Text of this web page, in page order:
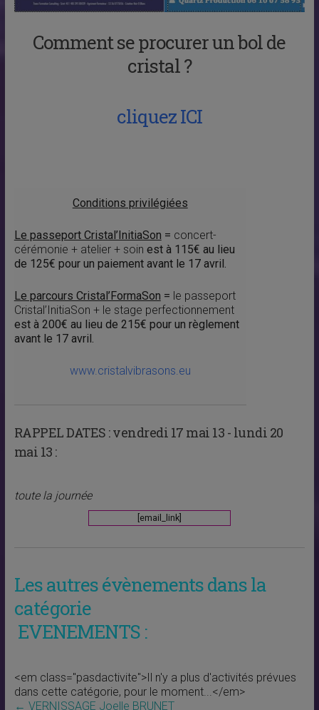
Comment se procurer un bol de
cristal ?
cliquez ICI
Conditions privilégiées
Le passeport Cristal’InitiaSon = concert-
cérémonie + atelier + soin est à 115€ au lieu
de 125€ pour un paiement avant le 17 avril.
Le parcours Cristal’FormaSon = le passeport
Cristal’InitiaSon + le stage perfectionnement
est à 200€ au lieu de 215€ pour un règlement
avant le 17 avril.
www.cristalvibrasons.eu
RAPPEL DATES :vendredi 17 mai 13 - lundi 20
mai 13 :
toute la journée
[email_link]
Les autres évènements dans la
catégorie
EVENEMENTS :
<em class="pasdactivite">Il n'y a plus d'activités prévues
dans cette catégorie, pour le moment...</em>
← VERNISSAGE Joelle BRUNET